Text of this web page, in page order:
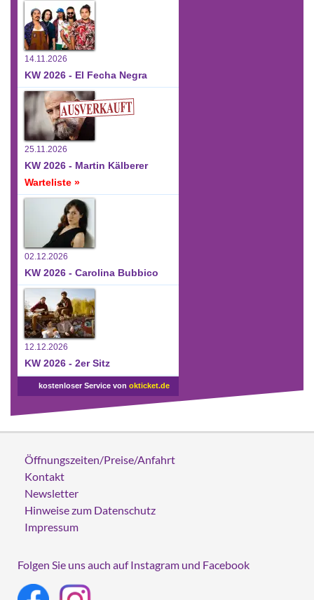
14.11.2026
KW 2026 - El Fecha Negra
25.11.2026
KW 2026 - Martin Kälberer
Warteliste »
02.12.2026
KW 2026 - Carolina Bubbico
12.12.2026
KW 2026 - 2er Sitz
kostenloser Service von okticket.de
Öffnungszeiten/Preise/Anfahrt
Kontakt
Newsletter
Hinweise zum Datenschutz
Impressum
Folgen Sie uns auch auf Instagram und Facebook